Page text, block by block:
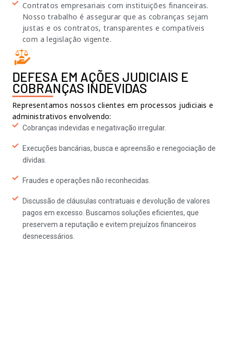
Contratos empresariais com instituições financeiras.
Nosso trabalho é assegurar que as cobranças sejam
justas e os contratos, transparentes e compatíveis
com a legislação vigente.
DEFESA EM AÇÕES JUDICIAIS E
COBRANÇAS INDEVIDAS
Representamos nossos clientes em processos judiciais e
administrativos envolvendo:
Cobranças indevidas e negativação irregular.
Execuções bancárias, busca e apreensão e renegociação de
dívidas.
Fraudes e operações não reconhecidas.
Discussão de cláusulas contratuais e devolução de valores
pagos em excesso. Buscamos soluções eficientes, que
preservem a reputação e evitem prejuízos financeiros
desnecessários.